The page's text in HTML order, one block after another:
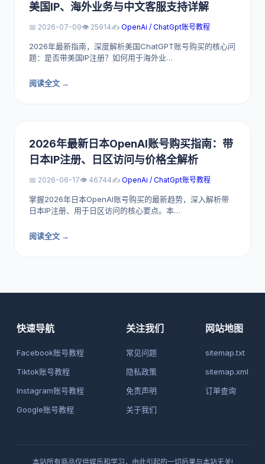
美国IP、海外业务与中文客服支持详解
📅 2026-07-09👁️ 25914✍️ OpenAi / ChatGpt账号教程
2026年最新指南，深度解析美国ChatGPT账号购买的核心问
题：是否带美国IP注册？如何用于海外业…
阅读全文 →
2026年最新日本OpenAI账号购买指南：带
日本IP注册、日区访问与价格全解析
📅 2026-06-17👁️ 46744✍️ OpenAi / ChatGpt账号教程
掌握2026年日本OpenAI账号购买的最新趋势，深入解析带
日本IP注册、用于日区访问的核心要点。本…
阅读全文 →
快速导航
Facebook账号教程
Tiktok账号教程
Instagram账号教程
Google账号教程
关注我们
常见问题
隐私政策
免责声明
关于我们
网站地图
sitemap.txt
sitemap.xml
订单查询
本站所有商品仅供娱乐和学习，由此引起的一切后果与本站无关!